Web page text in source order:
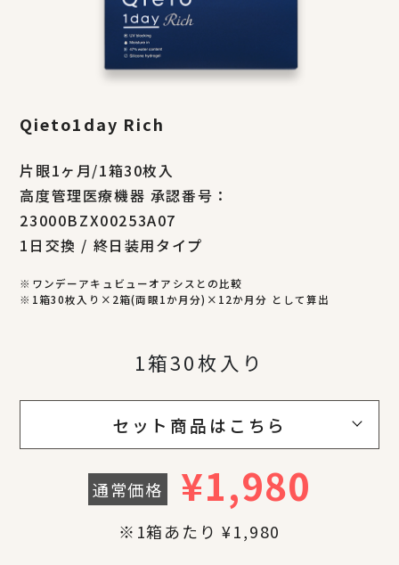
Qieto1day Rich
片眼1ヶ月/1箱30枚入
高度管理医療機器 承認番号：
23000BZX00253A07
1日交換 / 終日装用タイプ
※ワンデーアキュビューオアシスとの比較
※1箱30枚入り×2箱(両眼1か月分)×12か月分 として算出
1箱30枚入り
セット商品はこちら
通常価格 ¥1,980
※1箱あたり ¥1,980